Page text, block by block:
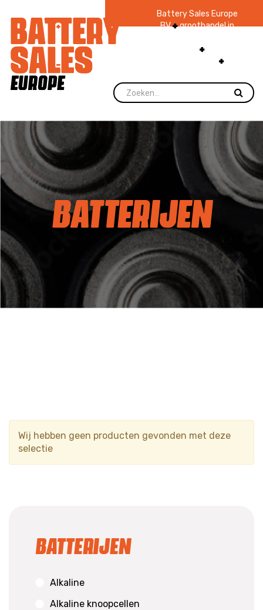
Battery Sales Europe
BV groothandel in
zaklampen Ruim 48
jaar ervaring
voorraad.
BATTERIJEN
Wij hebben geen producten gevonden met deze
selectie
Batterijen
Alkaline
Alkaline knoopcellen